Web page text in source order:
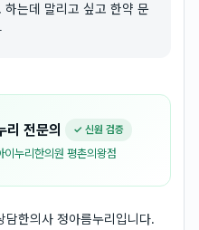
하는데 말리고 싶고 한약 문
리 전문의 ✓ 신원 검증
이누리한의원 평촌의왕점
한의사 정아름누리입니다.